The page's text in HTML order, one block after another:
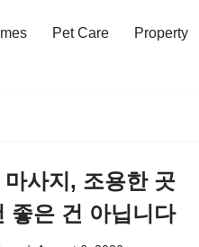
Pet Care
Property
마사지, 조용한 곳
좋은 건 아닙니다